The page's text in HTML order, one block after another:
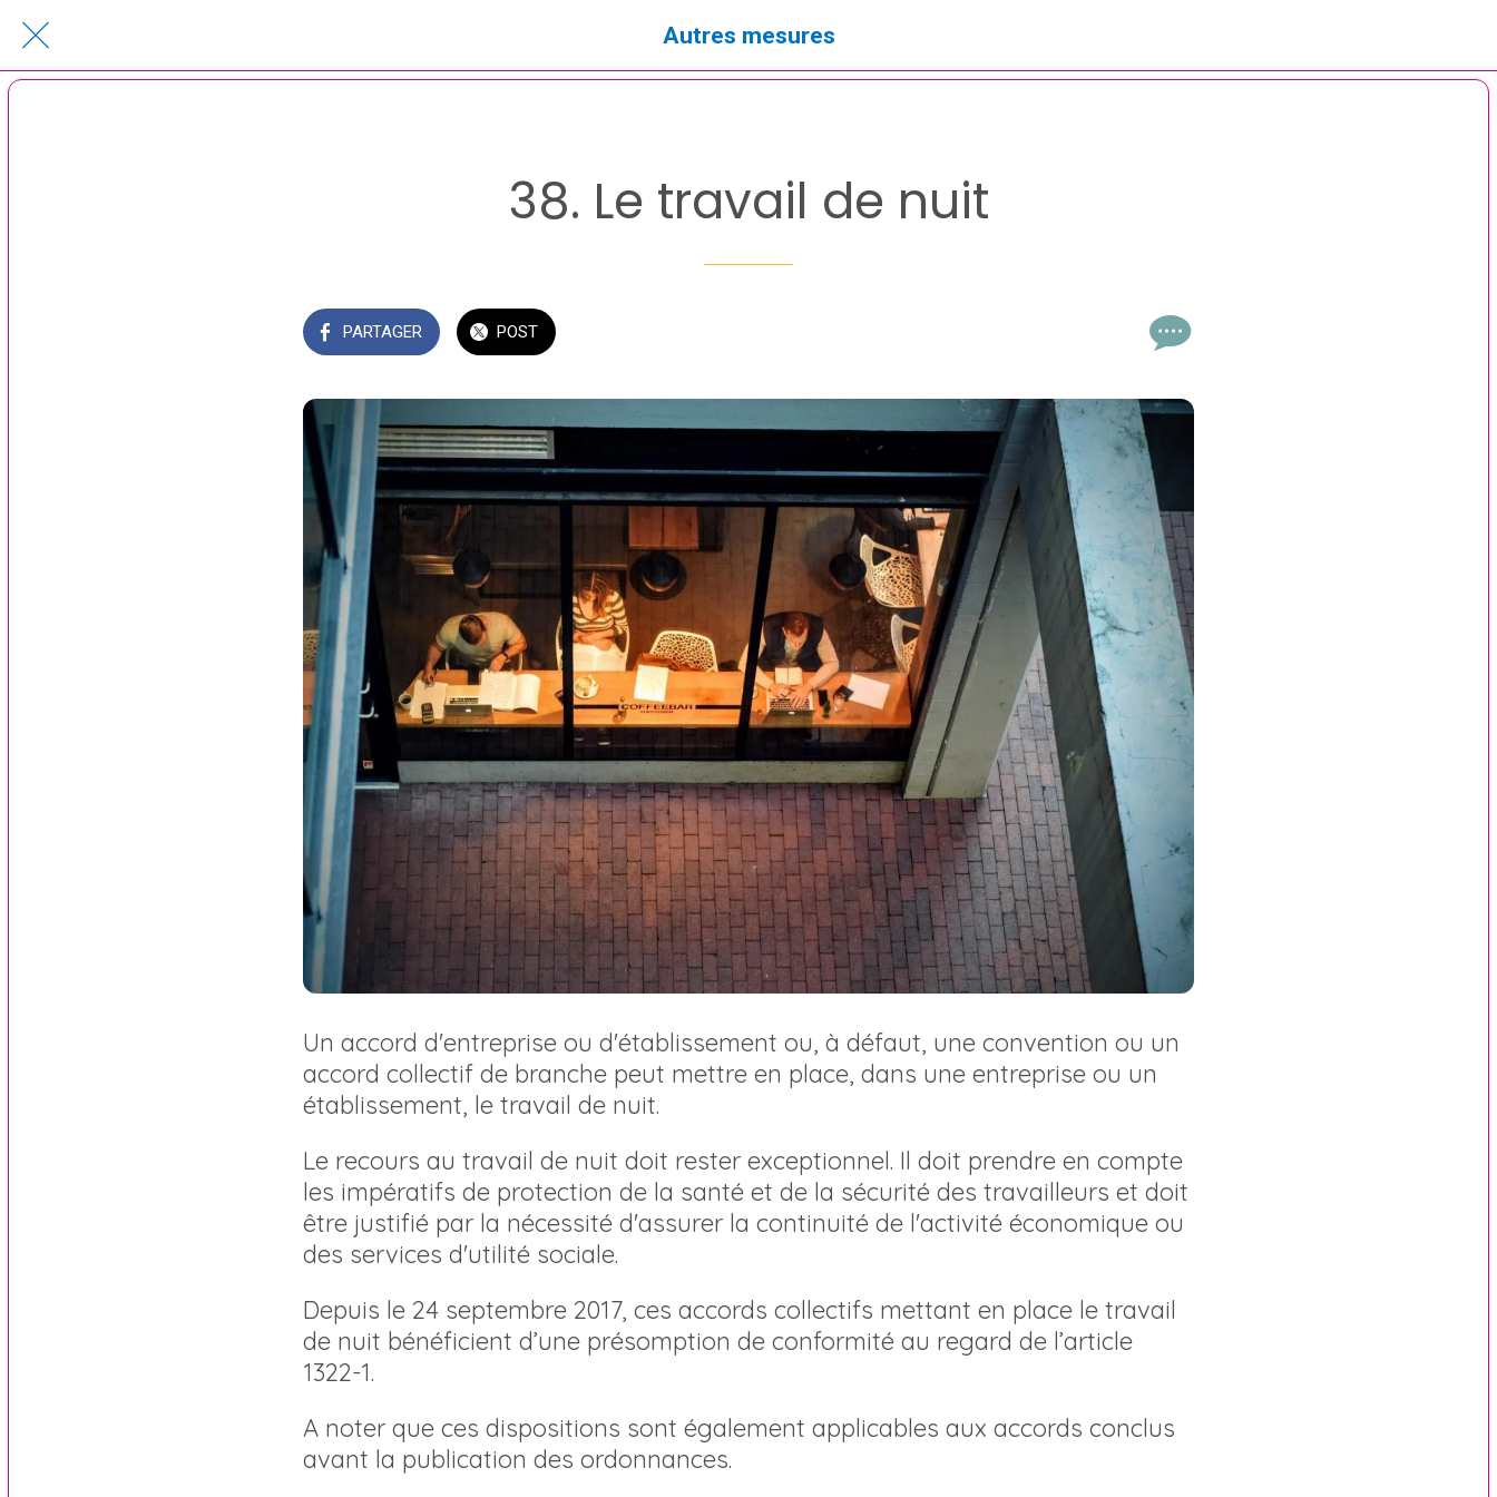
Autres mesures
38. Le travail de nuit
PARTAGER POST
Un accord d'entreprise ou d'établissement ou, à défaut, une convention ou un
accord collectif de branche peut mettre en place, dans une entreprise ou un
établissement, le travail de nuit.
Le recours au travail de nuit doit rester exceptionnel. Il doit prendre en compte
les impératifs de protection de la santé et de la sécurité des travailleurs et doit
être justifié par la nécessité d'assurer la continuité de l'activité économique ou
des services d'utilité sociale.
Depuis le 24 septembre 2017, ces accords collectifs mettant en place le travail
de nuit bénéficient d’une présomption de conformité au regard de l’article
1322-1.
A noter que ces dispositions sont également applicables aux accords conclus
avant la publication des ordonnances.